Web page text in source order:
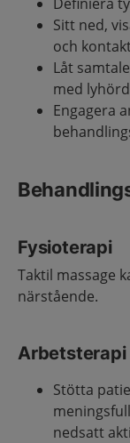
Sitt ned,
och
Låt
med
Engagera
Fysioterapi
Taktil massage
närstående.
Arbetsterapi
Stötta
nedsatt